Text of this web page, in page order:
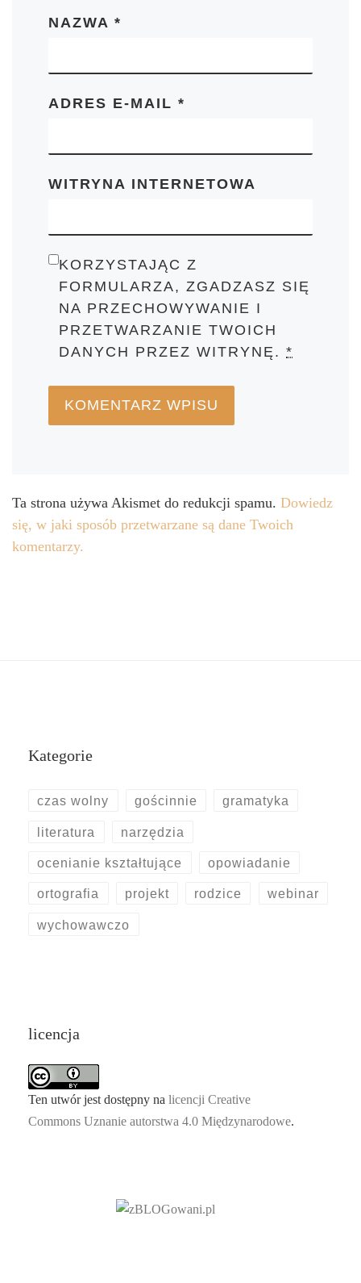
NAZWA*
ADRES E-MAIL*
WITRYNA INTERNETOWA
KORZYSTAJĄC Z
FORMULARZA, ZGADZASZ SIĘ
NA PRZECHOWYWANIE I
PRZETWARZANIE TWOICH
DANYCH PRZEZ WITRYNĘ.*
Ta strona używa Akismet do redukcji spamu. Dowiedz
się, w jaki sposób przetwarzane są dane Twoich
komentarzy.
Kategorie
czas wolny gościnnie gramatyka
literatura narzędzia
ocenianie kształtujące opowiadanie
ortografia projekt rodzice webinar
wychowawczo
licencja
Ten utwór jest dostępny nalicencji Creative
Commons Uznanie autorstwa 4.0 Międzynarodowe.